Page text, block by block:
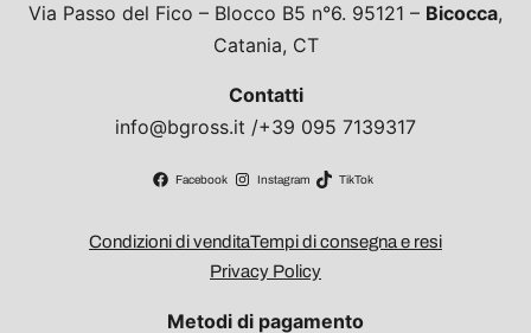
Via Passo del Fico – Blocco B5 n°6. 95121 – Bicocca,
Catania, CT
Contatti
info@bgross.it /+39 095 7139317
Facebook Instagram TikTok
Condizioni di venditaTempi di consegna e resi
Privacy Policy
Metodi di pagamento